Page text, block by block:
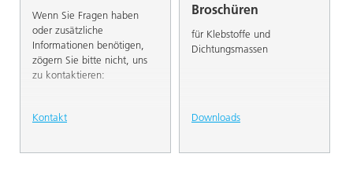
Wenn Sie Fragen haben
oder zusätzliche
Informationen benötigen,
zögern Sie bitte nicht, uns
zu kontaktieren:
Kontakt
Broschüren
für Klebstoffe und
Dichtungsmassen
Downloads